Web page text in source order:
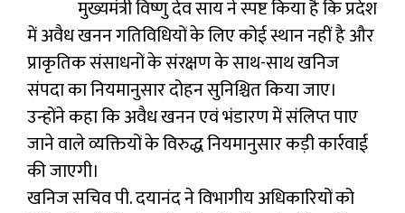
मुख्यमंत्री विष्णु देव साय ने स्पष्ट किया है कि प्रदेश
में अवैध खनन गतिविधियों के लिए कोई स्थान नहीं है और
प्राकृतिक संसाधनों के संरक्षण के साथ-साथ खनिज
संपदा का नियमानुसार दोहन सुनिश्चित किया जाए।
उन्होंने कहा कि अवैध खनन एवं भंडारण में संलिप्त पाए
जाने वाले व्यक्तियों के विरुद्ध नियमानुसार कड़ी कार्रवाई
की जाएगी।
खनिज सचिव पी. दयानंद ने विभागीय अधिकारियों को